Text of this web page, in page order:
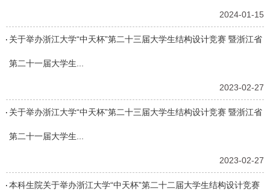
2024-01-15
关于举办浙江大学“中天杯”第二十三届大学生结构设计竞赛 暨浙江省
第二十一届大学生...
2023-02-27
关于举办浙江大学“中天杯”第二十三届大学生结构设计竞赛 暨浙江省
第二十一届大学生...
2023-02-27
本科生院关于举办浙江大学“中天杯”第二十二届大学生结构设计竞赛